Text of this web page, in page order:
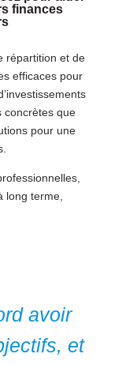
finances
répartition et de
efficaces pour
concrètes que
pour une
long terme,
avoir
et